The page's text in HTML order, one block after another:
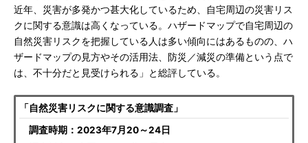
近年、災害が多発かつ甚大化しているため、自宅周辺の災害リス
クに関する意識は高くなっている。ハザードマップで自宅周辺の
自然災害リスクを把握している人は多い傾向にはあるものの、ハ
ザードマップの見方やその活用法、防災／減災の準備という点で
は、不十分だと見受けられる」と総評している。
「自然災害リスクに関する意識調査」
調査時期：2023年7月20～24日